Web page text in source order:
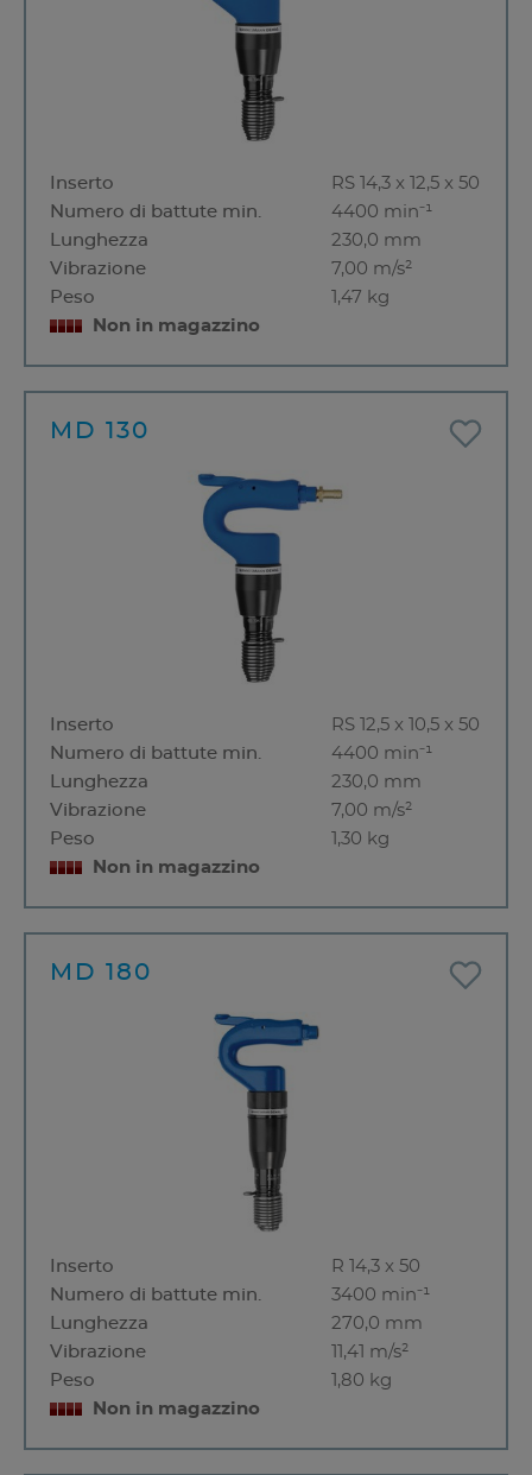
Inserto
RS 14,3 x 12,5 x 50
Numero di battute min.
4400 min⁻¹
Lunghezza
230,0 mm
Vibrazione
7,00 m/s²
Peso
1,47 kg
Non in magazzino
MD 130
Inserto
RS 12,5 x 10,5 x 50
Numero di battute min.
4400 min⁻¹
Lunghezza
230,0 mm
Vibrazione
7,00 m/s²
Peso
1,30 kg
Non in magazzino
MD 180
Inserto
R 14,3 x 50
Numero di battute min.
3400 min⁻¹
Lunghezza
270,0 mm
Vibrazione
11,41 m/s²
Peso
1,80 kg
Non in magazzino